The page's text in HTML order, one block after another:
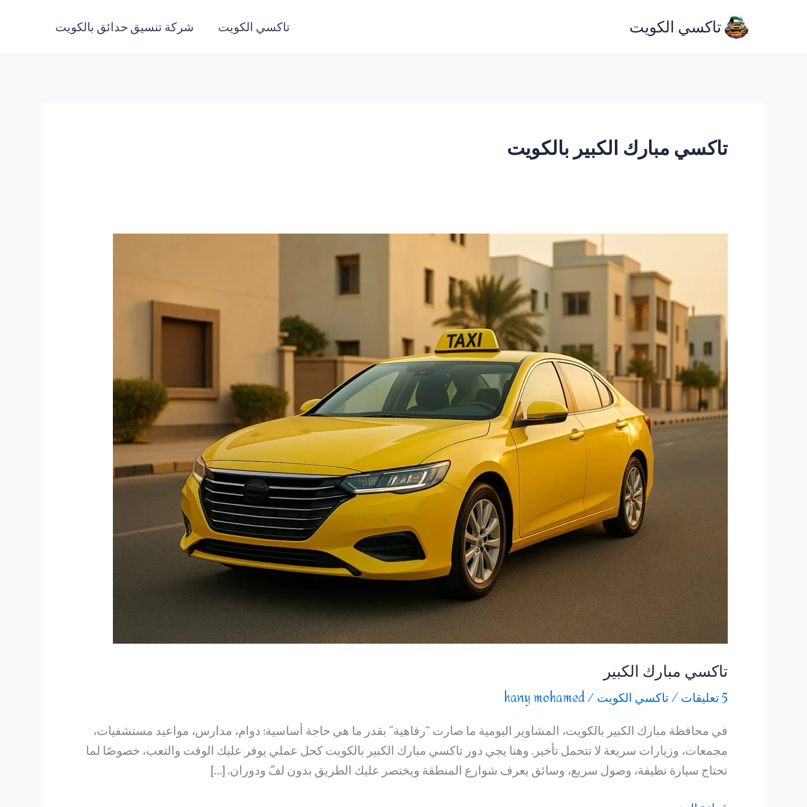
المحتوى
تاكسي الكويت تاكسي الكويت شركة تنسيق حدائق بالكويت
تاكسي مبارك الكبير بالكويت
تاكسي مبارك الكبير
5 تعليقات /تاكسي الكويت/
hany mohamed
في محافظة مبارك الكبير بالكويت، المشاوير اليومية ما صارت “رفاهية” بقدر ما هي حاجة أساسية: دوام، مدارس، مواعيد مستشفيات،
مجمعات، وزيارات سريعة لا تتحمل تأخير. وهنا يجي دور تاكسي مبارك الكبير بالكويت كحل عملي يوفر عليك الوقت والتعب، خصوصًا لما
تحتاج سيارة نظيفة، وصول سريع، وسائق يعرف شوارع المنطقة ويختصر عليك الطريق بدون لفّ ودوران. […]